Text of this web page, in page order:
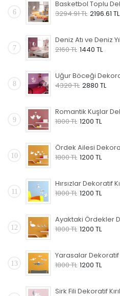
6
3294.91 TL 2196.61 TL
7
2160 TL 1440 TL
8
4320 TL 2880 TL
9
1800 TL 1200 TL
10
1800 TL 1200 TL
11
1800 TL 1200 TL
12
1800 TL 1200 TL
13
1800 TL 1200 TL